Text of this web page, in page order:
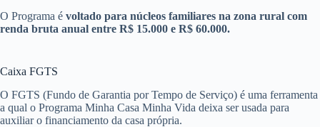
O Programa é voltado para núcleos familiares na zona rural com
renda bruta anual entre R$ 15.000 e R$ 60.000.
Caixa FGTS
O FGTS (Fundo de Garantia por Tempo de Serviço) é uma ferramenta
a qual o Programa Minha Casa Minha Vida deixa ser usada para
auxiliar o financiamento da casa própria.